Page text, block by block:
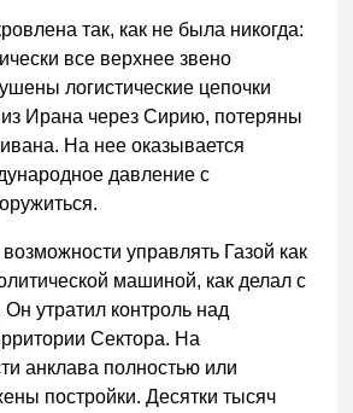
так, как не была никогда:
все верхнее звено
логистические цепочки
Ирана через Сирию, потеряны
На нее оказывается
давление с
управлять Газой как
машиной, как делал с
утратил контроль над
Сектора. На
анклава полностью или
постройки. Десятки тысяч